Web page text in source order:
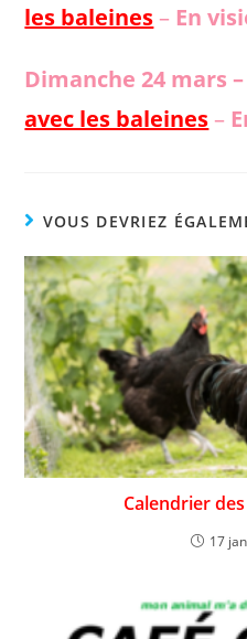
les baleines – En
Dimanche 24 mars
avec les baleines –
VOUS DEVRIEZ
Calendrier
17